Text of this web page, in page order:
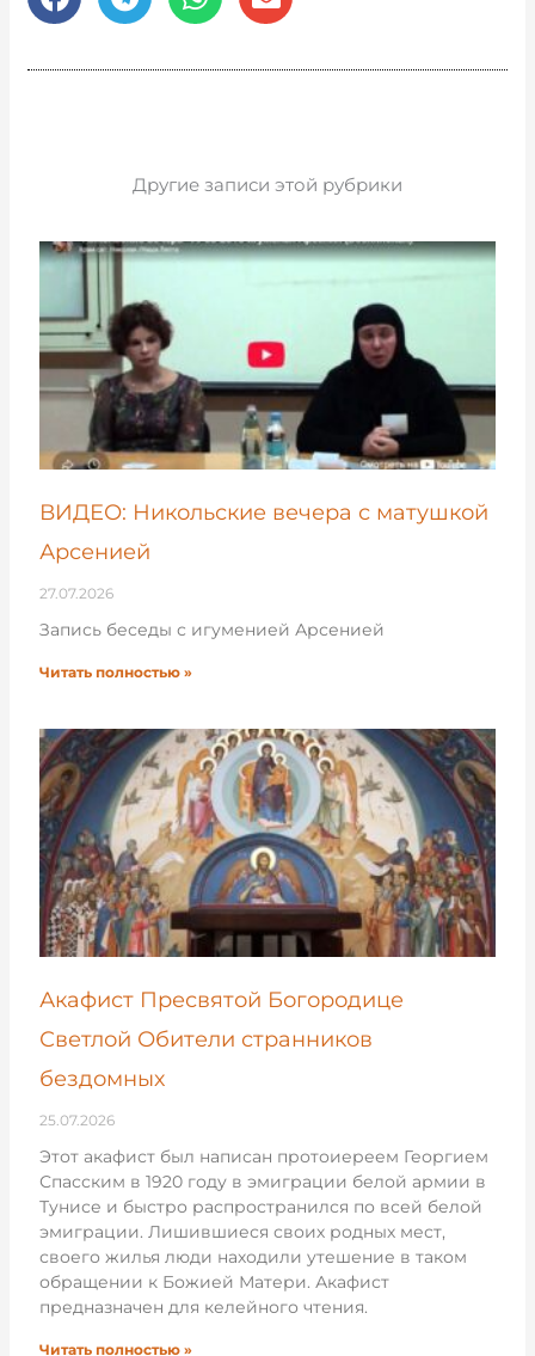
Другие записи этой рубрики
ВИДЕО: Никольские вечера с матушкой
Арсенией
27.07.2026
Запись беседы с игуменией Арсенией
Читать полностью »
Акафист Пресвятой Богородице
Светлой Обители странников
бездомных
25.07.2026
Этот акафист был написан протоиереем Георгием
Спасским в 1920 году в эмиграции белой армии в
Тунисе и быстро распространился по всей белой
эмиграции. Лишившиеся своих родных мест,
своего жилья люди находили утешение в таком
обращении к Божией Матери. Акафист
предназначен для келейного чтения.
Читать полностью »